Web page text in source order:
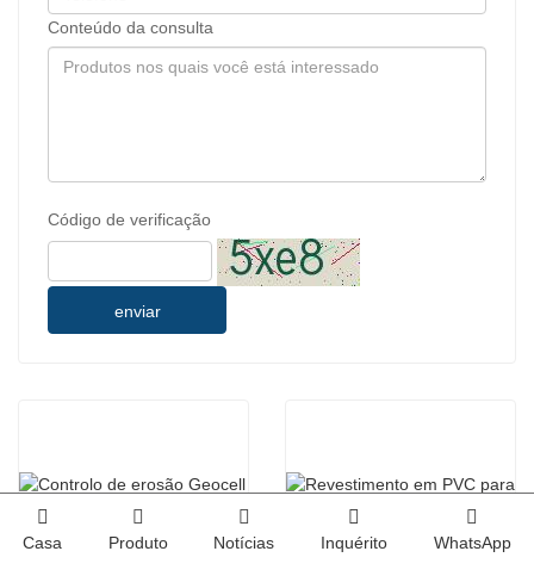
Conteúdo da consulta
Código de verificação
enviar
Casa Produto Notícias Inquérito WhatsApp